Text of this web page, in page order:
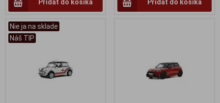
Pridať do košíka Pridať do košíka
Nie ja na sklade
Náš TIP